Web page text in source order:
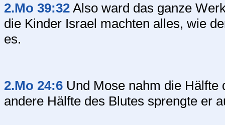
2.Mo 39:32 Also ward das ganze
die Kinder Israel machten alles, wie
es.
2.Mo 24:6 Und Mose nahm die Hälfte
andere Hälfte des Blutes sprengte er